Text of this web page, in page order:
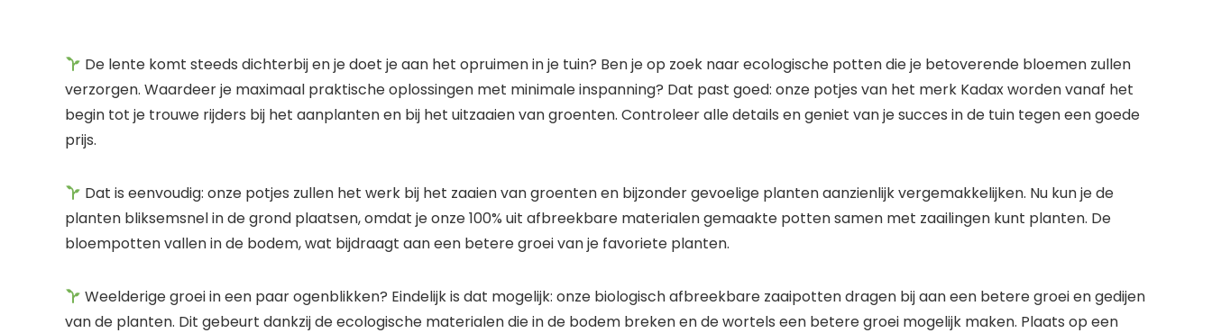
De lente komt steeds dichterbij en je doet je aan het opruimen in je tuin? Ben je op zoek naar ecologische potten die je betoverende bloemen zullen
verzorgen. Waardeer je maximaal praktische oplossingen met minimale inspanning? Dat past goed: onze potjes van het merk Kadax worden vanaf het
begin tot je trouwe rijders bij het aanplanten en bij het uitzaaien van groenten. Controleer alle details en geniet van je succes in de tuin tegen een goede
prijs.
Dat is eenvoudig: onze potjes zullen het werk bij het zaaien van groenten en bijzonder gevoelige planten aanzienlijk vergemakkelijken. Nu kun je de
planten bliksemsnel in de grond plaatsen, omdat je onze 100% uit afbreekbare materialen gemaakte potten samen met zaailingen kunt planten. De
bloempotten vallen in de bodem, wat bijdraagt aan een betere groei van je favoriete planten.
Weelderige groei in een paar ogenblikken? Eindelijk is dat mogelijk: onze biologisch afbreekbare zaaipotten dragen bij aan een betere groei en gedijen
van de planten. Dit gebeurt dankzij de ecologische materialen die in de bodem breken en de wortels een betere groei mogelijk maken. Plaats op een